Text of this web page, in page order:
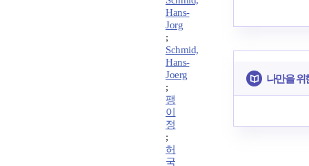
Hans-
Jorg
;
Schmid,
Hans-
Joerg
;
팽
이
정
;
허
국
나만을 위